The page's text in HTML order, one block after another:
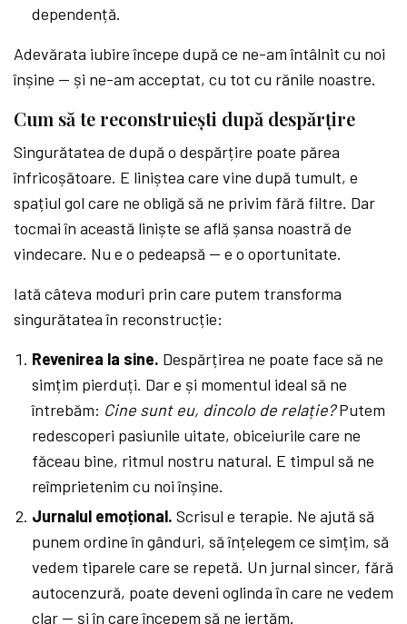
dependență.
Adevărata iubire începe după ce ne-am întâlnit cu noi
înșine — și ne-am acceptat, cu tot cu rănile noastre.
Cum să te reconstruiești după despărțire
Singurătatea de după o despărțire poate părea
înfricoșătoare. E liniștea care vine după tumult, e
spațiul gol care ne obligă să ne privim fără filtre. Dar
tocmai în această liniște se află șansa noastră de
vindecare. Nu e o pedeapsă — e o oportunitate.
Iată câteva moduri prin care putem transforma
singurătatea în reconstrucție:
Revenirea la sine. Despărțirea ne poate face să ne
simțim pierduți. Dar e și momentul ideal să ne
întrebăm: Cine sunt eu, dincolo de relație?Putem
redescoperi pasiunile uitate, obiceiurile care ne
făceau bine, ritmul nostru natural. E timpul să ne
reîmprietenim cu noi înșine.
Jurnalul emoțional. Scrisul e terapie. Ne ajută să
punem ordine în gânduri, să înțelegem ce simțim, să
vedem tiparele care se repetă. Un jurnal sincer, fără
autocenzură, poate deveni oglinda în care ne vedem
clar — și în care începem să ne iertăm.